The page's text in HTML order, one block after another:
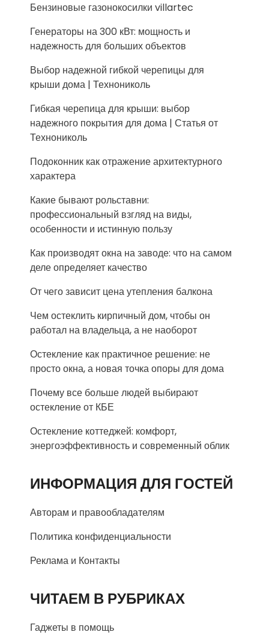
Бензиновые газонокосилки villartec
Генераторы на 300 кВт: мощность и
надежность для больших объектов
Выбор надежной гибкой черепицы для
крыши дома | Технониколь
Гибкая черепица для крыши: выбор
надежного покрытия для дома | Статья от
Технониколь
Подоконник как отражение архитектурного
характера
Какие бывают рольставни:
профессиональный взгляд на виды,
особенности и истинную пользу
Как производят окна на заводе: что на самом
деле определяет качество
От чего зависит цена утепления балкона
Чем остеклить кирпичный дом, чтобы он
работал на владельца, а не наоборот
Остекление как практичное решение: не
просто окна, а новая точка опоры для дома
Почему все больше людей выбирают
остекление от КБЕ
Остекление коттеджей: комфорт,
энергоэффективность и современный облик
ИНФОРМАЦИЯ ДЛЯ ГОСТЕЙ
Авторам и правообладателям
Политика конфиденциальности
Реклама и Контакты
ЧИТАЕМ В РУБРИКАХ
Гаджеты в помощь